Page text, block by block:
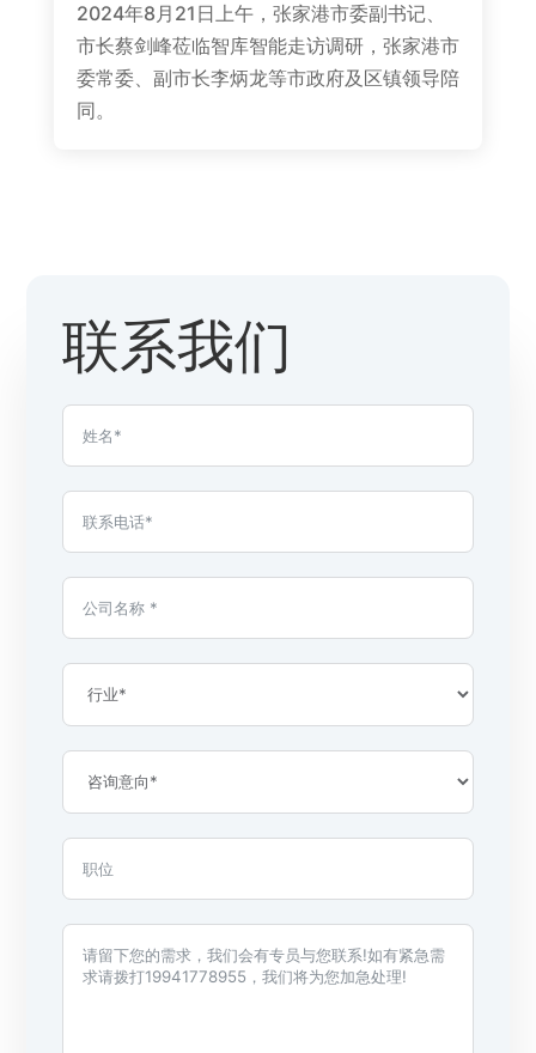
2024年8月21日上午，张家港市委副书记、
市长蔡剑峰莅临智库智能走访调研，张家港市
委常委、副市长李炳龙等市政府及区镇领导陪
同。
联系我们